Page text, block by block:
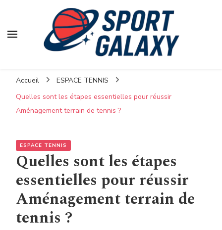
Accueil
ESPACE TENNIS
Quelles sont les étapes essentielles pour réussir
Aménagement terrain de tennis ?
ESPACE TENNIS
Quelles sont les étapes
essentielles pour réussir
Aménagement terrain de
tennis ?